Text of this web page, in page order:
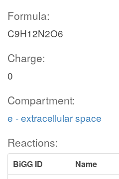
Formula:
C9H12N2O6
Charge:
0
Compartment:
e - extracellular space
Reactions:
BiGG ID
Name